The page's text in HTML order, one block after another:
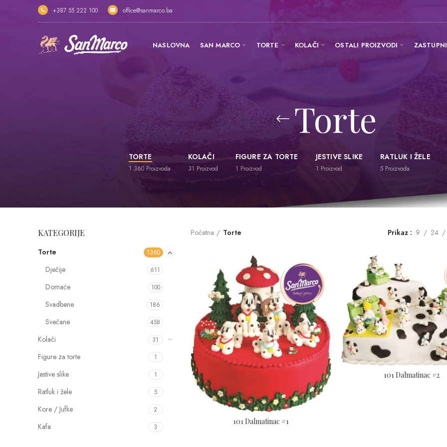
+387 55 222 100 office@sanmarco.ba
NASLOVNA SAN MARCO TORTE KOLAČI OSTALI PROIZVODI
Torte
TORTE
1.360 Proizvoda
KOLAČI
31 Proizvod
FIGURE ZA TORTE
1 Proizvod
JESTIVE SLIKE
1 Proizvod
RATLUK I ŽELE
5 Proizvoda
KATEGORIJE
Torte 1360
Dječije 611
Domaće 100
Svadbene 186
Svečane 458
Kolači 31
Figure za torte 1
Jestive slike 1
Ratluk i žele 5
Kore / Jufke 2
Kafa 3
Početna Torte Prikaz 9 24
101 Dalmatinac #1
101 Dalmatinac #2